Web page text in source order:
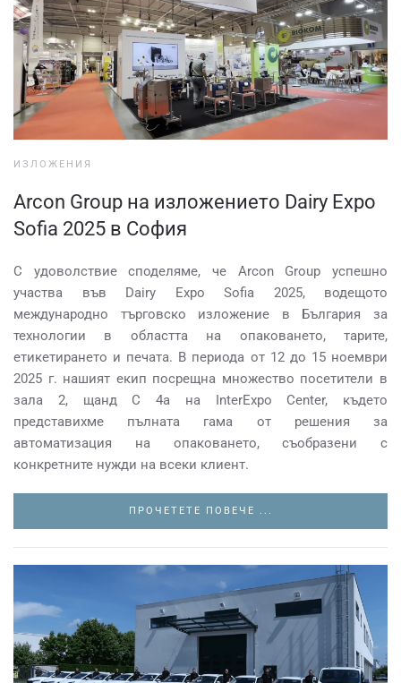
ИЗЛОЖЕНИЯ
Arcon Group на изложението Dairy Expo
Sofia 2025 в София
С удоволствие споделяме, че Arcon Group успешно
участва във Dairy Expo Sofia 2025, водещото
международно търговско изложение в България за
технологии в областта на опаковането, тарите,
етикетирането и печата. В периода от 12 до 15 ноември
2025 г. нашият екип посрещна множество посетители в
зала 2, щанд C 4a на InterExpo Center, където
представихме пълната гама от решения за
автоматизация на опаковането, съобразени с
конкретните нужди на всеки клиент.
ПРОЧЕТЕТЕ ПОВЕЧЕ ...